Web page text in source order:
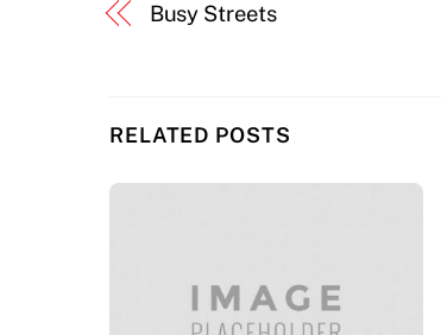
Busy Streets
RELATED POSTS